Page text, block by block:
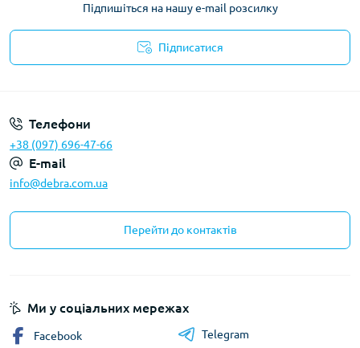
Підпишіться на нашу e-mail розсилку
Підписатися
Телефони
+38 (097) 696-47-66
E-mail
info@debra.com.ua
Перейти до контактів
Ми у соціальних мережах
Facebook
Telegram